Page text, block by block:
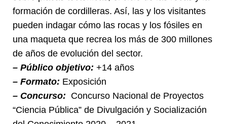
formación de cordilleras. Así, las y los visitantes
pueden indagar cómo las rocas y los fósiles en
una maqueta que recrea los más de 300 millones
de años de evolución del sector.
– Público objetivo: +14 años
– Formato: Exposición
– Concurso: Concurso Nacional de Proyectos
“Ciencia Pública” de Divulgación y Socialización